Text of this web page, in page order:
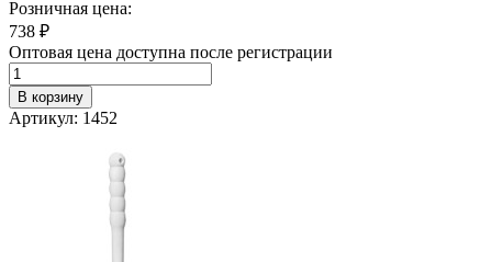
Розничная цена:
738 ₽
Оптовая цена доступна после регистрации
В корзину
Артикул: 1452